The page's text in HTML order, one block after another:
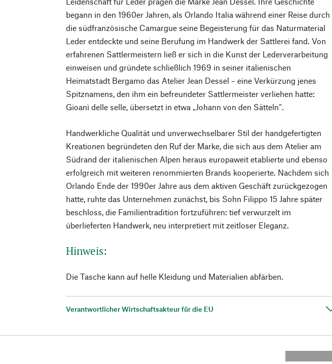
begann in den 1960er Jahren, als Orlando Italia während einer Reise durch
die südfranzösische Camargue seine Begeisterung für das Naturmaterial
Leder entdeckte und seine Berufung im Handwerk der Sattlerei fand. Von
erfahrenen Sattlermeistern ließ er sich in die Kunst der Lederverarbeitung
einweisen und gründete schließlich 1969 in seiner italienischen
Heimatstadt Bergamo das Atelier Jean Dessel – eine Verkürzung jenes
Spitznamens, den ihm ein befreundeter Sattlermeister verliehen hatte:
Gioanì delle selle, übersetzt in etwa „Johann von den Sätteln“.
Handwerkliche Qualität und unverwechselbarer Stil der handgefertigten
Kreationen begründeten den Ruf der Marke, die sich aus dem Atelier am
Südrand der italienischen Alpen heraus europaweit etablierte und ebenso
erfolgreich mit weiteren renommierten Brands kooperierte. Nachdem sich
Orlando Ende der 1990er Jahre aus dem aktiven Geschäft zurückgezogen
hatte, ruhte das Unternehmen zunächst, bis Sohn Filippo 15 Jahre später
beschloss, die Familientradition fortzuführen: tief verwurzelt im
überlieferten Handwerk, neu interpretiert mit zeitloser Eleganz.
Hinweis:
Die Tasche kann auf helle Kleidung und Materialien abfärben.
Verantwortlicher Wirtschaftsakteur für die EU